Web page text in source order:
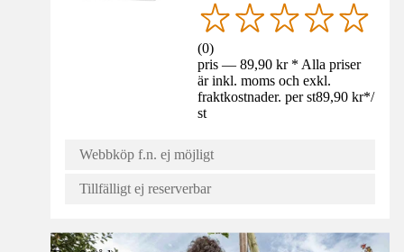
(0)
pris — 89,90 kr * Alla priser
är inkl. moms och exkl.
fraktkostnader. per st89,90 kr*/
st
Webbköp f.n. ej möjligt
Tillfälligt ej reserverbar